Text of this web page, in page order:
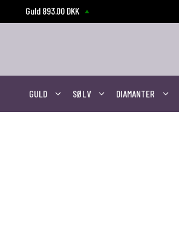
til
Guld 893.00 DKK
GULD SØLV DIAMANTER